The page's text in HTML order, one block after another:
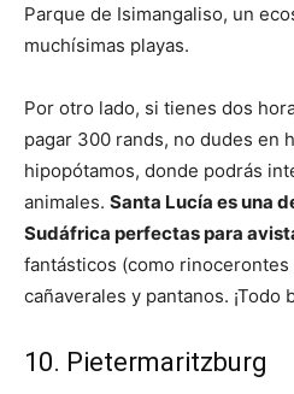
Parque de Isimangaliso, un
muchísimas playas.
Por otro lado, si tienes dos
pagar 300 rands, no dudes en
hipopótamos, donde podrás
animales. Santa Lucía es una
Sudáfrica perfectas para
fantásticos (como rinocerontes
cañaverales y pantanos. ¡Todo
10. Pietermaritzburg